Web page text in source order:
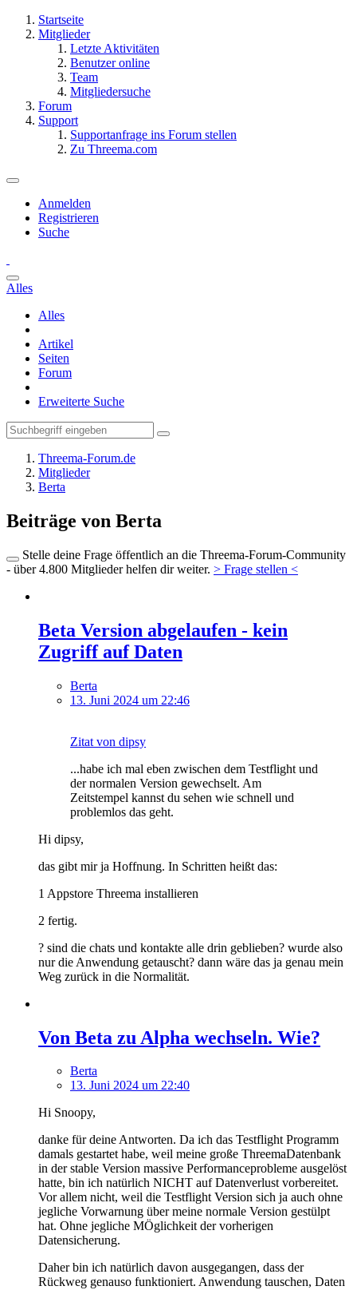
Startseite
Mitglieder
Letzte Aktivitäten
Benutzer online
Team
Mitgliedersuche
Forum
Support
Supportanfrage ins Forum stellen
Zu Threema.com
Anmelden
Registrieren
Suche
Alles
Alles
Artikel
Seiten
Forum
Erweiterte Suche
Threema-Forum.de
Mitglieder
Berta
Beiträge von Berta
Stelle deine Frage öffentlich an die Threema-Forum-Community
- über 4.800 Mitglieder helfen dir weiter. > Frage stellen <
Beta Version abgelaufen - kein
Zugriff auf Daten
Berta
13. Juni 2024 um 22:46
Zitat von dipsy
...habe ich mal eben zwischen dem Testflight und
der normalen Version gewechselt. Am
Zeitstempel kannst du sehen wie schnell und
problemlos das geht.
Hi dipsy,
das gibt mir ja Hoffnung. In Schritten heißt das:
1 Appstore Threema installieren
2 fertig.
? sind die chats und kontakte alle drin geblieben? wurde also
nur die Anwendung getauscht? dann wäre das ja genau mein
Weg zurück in die Normalität.
Von Beta zu Alpha wechseln. Wie?
Berta
13. Juni 2024 um 22:40
Hi Snoopy,
danke für deine Antworten. Da ich das Testflight Programm
damals gestartet habe, weil meine große ThreemaDatenbank
in der stable Version massive Performanceprobleme ausgelöst
hatte, bin ich natürlich NICHT auf Datenverlust vorbereitet.
Vor allem nicht, weil die Testflight Version sich ja auch ohne
jegliche Vorwarnung über meine normale Version gestülpt
hat. Ohne jegliche MÖglichkeit der vorherigen
Datensicherung.
Daher bin ich natürlich davon ausgegangen, dass der
Rückweg genauso funktioniert. Anwendung tauschen, Daten